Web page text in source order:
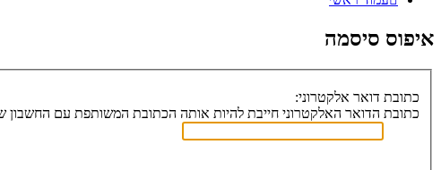
איפוס סיסמה
כתובת דואר אלקטרוני:
כתובת הדואר האלקטרוני חייבת להיות אותה הכתובת המשותפת עם